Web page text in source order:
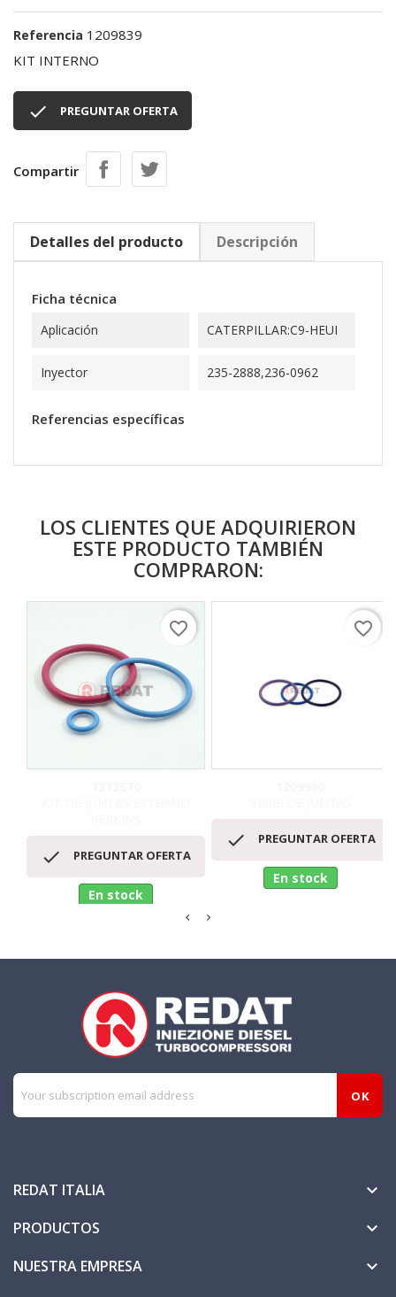
Referencia 1209839
KIT INTERNO
 PREGUNTAR OFERTA
Compartir
Detalles del producto Descripción
Ficha técnica
Aplicación CATERPILLAR:C9-HEUI
Inyector 235-2888,236-0962
Referencias específicas
LOS CLIENTES QUE ADQUIRIERON
ESTE PRODUCTO TAMBIÉN
COMPRARON:
 PREGUNTAR OFERTA
En stock
favorite_border
 PREGUNTAR OFERTA
En stock
favorite_border
REDAT ITALIA 
PRODUCTOS 
NUESTRA EMPRESA 